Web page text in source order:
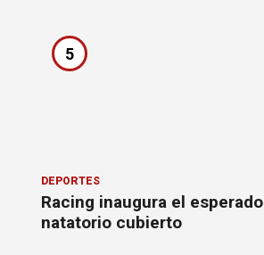
5
DEPORTES
Racing inaugura el esperado
natatorio cubierto